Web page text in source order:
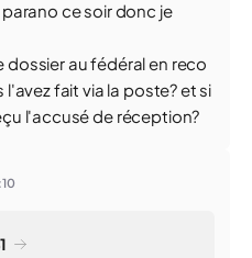
ce soir donc je
dossier au fédéral en reco
fait via la poste? et si
l'accusé de réception?